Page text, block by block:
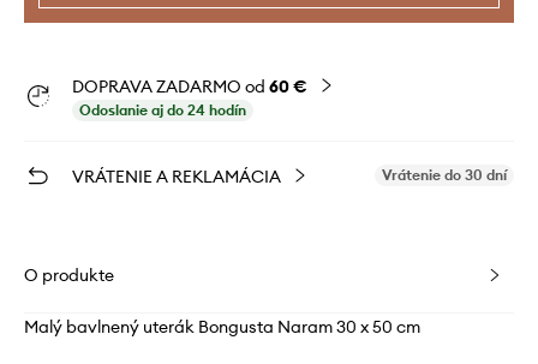
DOPRAVA ZADARMO od 60 €
Odoslanie aj do 24 hodín
VRÁTENIE A REKLAMÁCIA Vrátenie do 30 dní
O produkte
Malý bavlnený uterák Bongusta Naram 30 x 50 cm